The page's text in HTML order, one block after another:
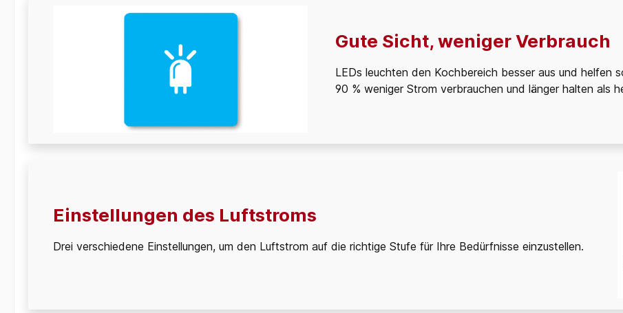
Gute Sicht, weniger Verbrauch
LEDs leuchten den Kochbereich besser aus und helfen
90 % weniger Strom verbrauchen und länger halten als
Einstellungen des Luftstroms
Drei verschiedene Einstellungen, um den Luftstrom auf die richtige Stufe für Ihre Bedürfnisse einzustellen.